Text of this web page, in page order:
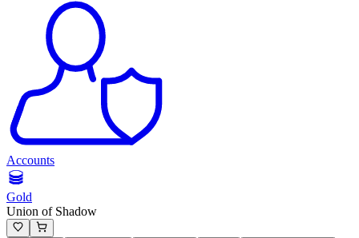
Accounts
Gold
Union of Shadow